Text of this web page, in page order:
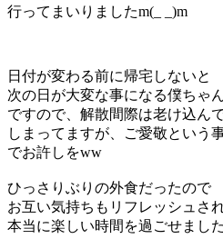
行ってまいりましたm(_ _)m
日付が変わる前に帰宅しないと
次の日が大変な事になる僕ちゃ
ですので、解散間際は老け込ん
しまってますが、ご愛敬という
でお許しをww
ひっさりぶりの外食だったので
お互い気持ちもリフレッシュさ
本当に楽しい時間を過ごせまし